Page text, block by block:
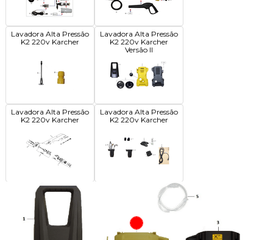
Lavadora Alta Pressão
K2 220v Karcher
Lavadora Alta Pressão
K2 220v Karcher
Versão II
Lavadora Alta Pressão
K2 220v Karcher
Lavadora Alta Pressão
K2 220v Karcher